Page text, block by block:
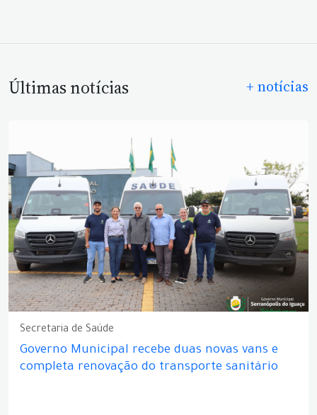
Últimas notícias + notícias
Secretaria de Saúde
Governo Municipal recebe duas novas vans e
completa renovação do transporte sanitário